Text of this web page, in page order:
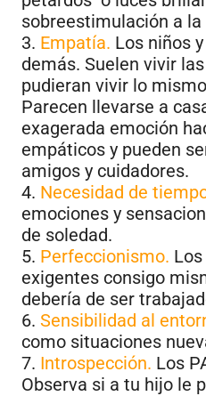
sobreestimulación a
3. Empatía. Los niños
demás. Suelen vivir
pudieran vivir lo
Parecen llevarse a
exagerada emoción
empáticos y pueden
amigos y cuidadores.
4. Necesidad de
emociones y
de soledad.
5. Perfeccionismo.
exigentes consigo
debería de ser
6. Sensibilidad al
como situaciones
7. Introspección. Los
Observa si a tu hijo le